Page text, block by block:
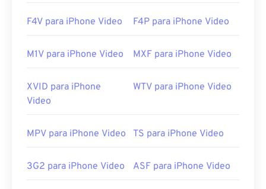
decodificador de DVD). Se nada mais funcionar,
Desenvolvido por: Motion Picture Experts Group
Lançamento inicial:
1988
https://en.wikipedia.org/wiki/
F4V para iPhone Video F4P para iPhone Video
M1V para iPhone Video MXF para iPhone Video
XVID para iPhone
Video
WTV para iPhone Video
MPV para iPhone Video TS para iPhone Video
3G2 para iPhone Video ASF para iPhone Video